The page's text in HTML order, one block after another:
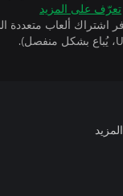
تعرّف على المزيد
المزيد